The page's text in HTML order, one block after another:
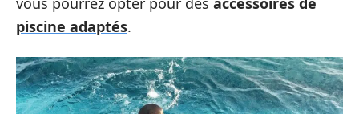
piscine adaptés.